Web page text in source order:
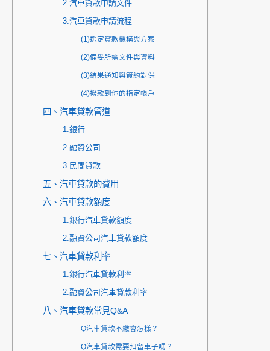
2.汽車貸款申請文件
3.汽車貸款申請流程
(1)選定貸款機構與方案
(2)備妥所需文件與資料
(3)結果通知與簽約對保
(4)撥款到你的指定帳戶
四、汽車貸款管道
1.銀行
2.融資公司
3.民間貸款
五、汽車貸款的費用
六、汽車貸款額度
1.銀行汽車貸款額度
2.融資公司汽車貸款額度
七、汽車貸款利率
1.銀行汽車貸款利率
2.融資公司汽車貸款利率
八、汽車貸款常見Q&A
Q汽車貸款不繳會怎樣？
Q汽車貸款需要扣留車子嗎？